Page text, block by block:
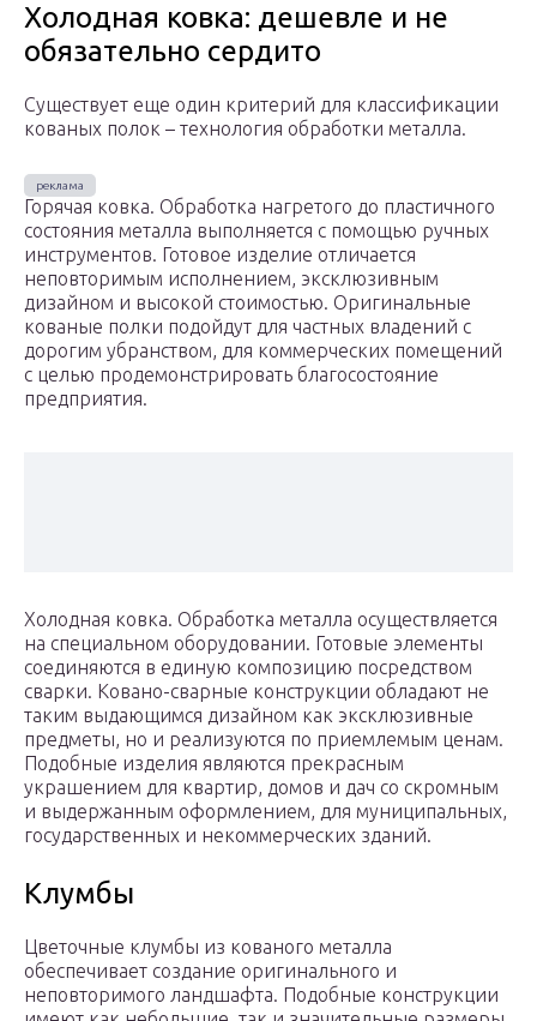
Холодная ковка: дешевле и не
обязательно сердито
Существует еще один критерий для классификации
кованых полок – технология обработки металла.
Горячая ковка. Обработка нагретого до пластичного
состояния металла выполняется с помощью ручных
инструментов. Готовое изделие отличается
неповторимым исполнением, эксклюзивным
дизайном и высокой стоимостью. Оригинальные
кованые полки подойдут для частных владений с
дорогим убранством, для коммерческих помещений
с целью продемонстрировать благосостояние
предприятия.
Холодная ковка. Обработка металла осуществляется
на специальном оборудовании. Готовые элементы
соединяются в единую композицию посредством
сварки. Ковано-сварные конструкции обладают не
таким выдающимся дизайном как эксклюзивные
предметы, но и реализуются по приемлемым ценам.
Подобные изделия являются прекрасным
украшением для квартир, домов и дач со скромным
и выдержанным оформлением, для муниципальных,
государственных и некоммерческих зданий.
Клумбы
Цветочные клумбы из кованого металла
обеспечивает создание оригинального и
неповторимого ландшафта. Подобные конструкции